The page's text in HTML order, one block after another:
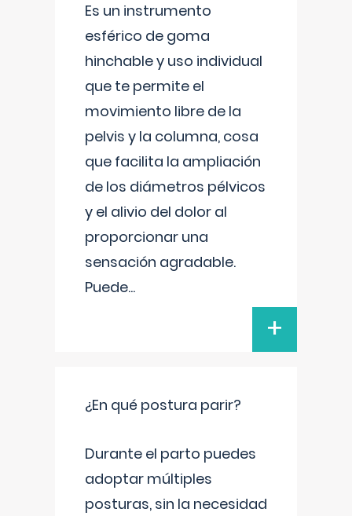
Es un instrumento
esférico de goma
hinchable y uso individual
que te permite el
movimiento libre de la
pelvis y la columna, cosa
que facilita la ampliación
de los diámetros pélvicos
y el alivio del dolor al
proporcionar una
sensación agradable.
Puede...
+
¿En qué postura parir?
Durante el parto puedes
adoptar múltiples
posturas, sin la necesidad